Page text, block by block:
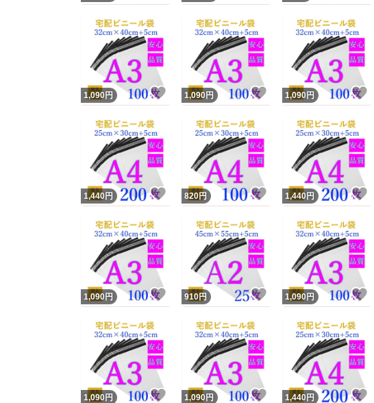
安心発送
1,090 円 いいね！
1,090 円 いいね！
1,090 円
1,440 円 いいね！
820円 いいね！
1,440 円
1,090 円 いいね！
910円 いいね！
1,090 円
1,090 円 いいね！
1,090 円 いいね！
1,440 円